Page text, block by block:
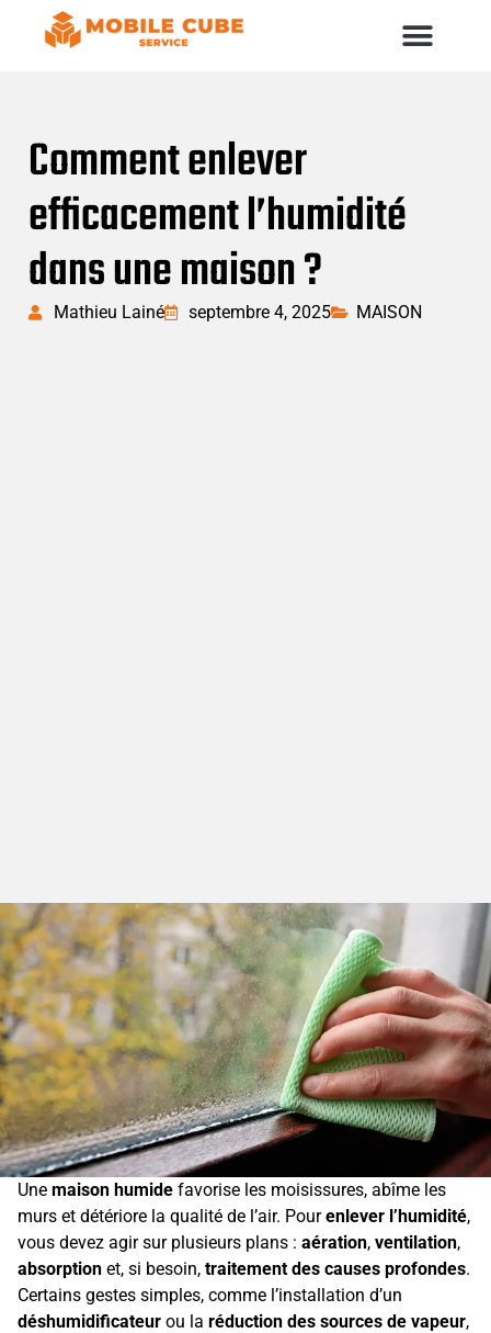
Comment enlever
efficacement l’humidité
dans une maison ?
Mathieu Lainé septembre 4, 2025 MAISON
Une maison humide favorise les moisissures, abîme les
murs et détériore la qualité de l’air. Pourenlever l’humidité,
vous devez agir sur plusieurs plans : aération, ventilation,
absorption et, si besoin, traitement des causes profondes.
Certains gestes simples, comme l’installation d’un
déshumidificateur ou la réduction des sources de vapeur,